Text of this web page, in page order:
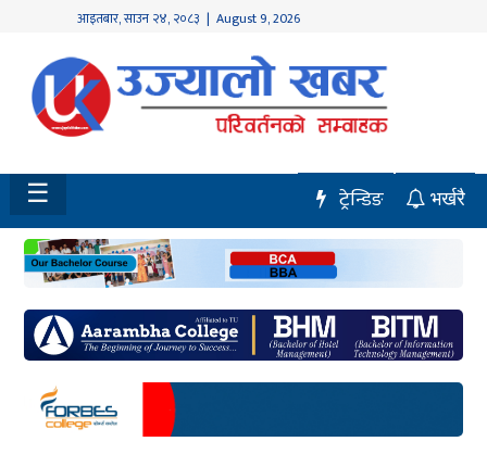
आइतबार,साउन २४, २०८३ | August 9, 2026
होमपेज
नवलपुर
विशेष
मध्य
नेपाल
चितवन
सेरोफेरो
समाचार
☰ भर्खरै
ट्रेन्डिङ